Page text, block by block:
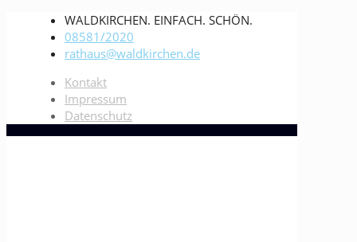
WALDKIRCHEN. EINFACH. SCHÖN.
08581/2020
rathaus@waldkirchen.de
Kontakt
Impressum
Datenschutz